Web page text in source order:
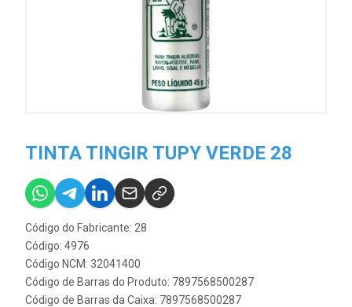
TINTA TINGIR TUPY VERDE 28
Código do Fabricante: 28
Código: 4976
Código NCM: 32041400
Código de Barras do Produto: 7897568500287
Código de Barras da Caixa: 7897568500287